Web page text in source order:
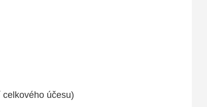
účesu)